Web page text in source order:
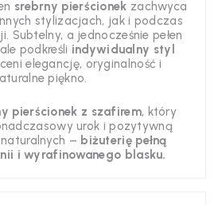
srebrny pierścionek zachwyca
stylizacjach, jak i podczas
Subtelny, a jednocześnie pełen
podkreśli indywidualny styl
elegancję, oryginalność i
piękno.
pierścionek z szafirem, który
urok i pozytywną
– biżuterię pełną
i wyrafinowanego blasku.